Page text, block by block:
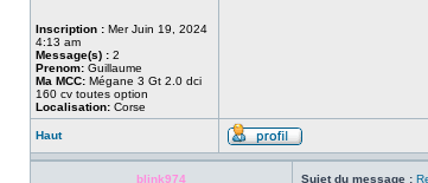
Inscription : Mer Juin 19, 2024
4:13 am
Message(s) : 2
Prenom: Guillaume
Ma MCC: Mégane 3 Gt 2.0 dci
160 cv toutes option
Localisation: Corse
Haut
blink974 Sujet du message :